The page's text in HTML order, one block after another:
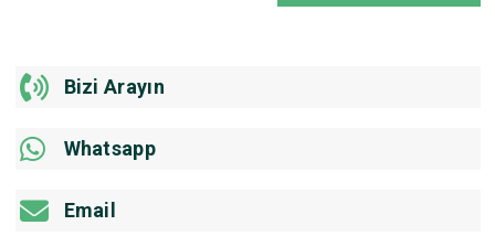
Bizi Arayın
Whatsapp
Email